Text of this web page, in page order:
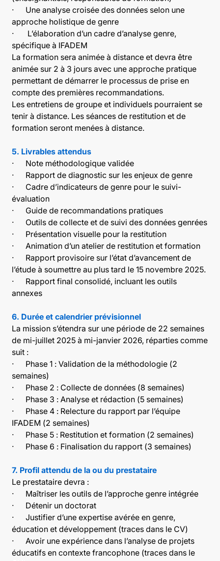
· Une analyse croisée des données selon une
approche holistique de genre
· L’élaboration d’un cadre d’analyse genre,
spécifique à IFADEM
La formation sera animée à distance et devra être
animée sur 2 à 3 jours avec une approche pratique
permettant de démarrer le processus de prise en
compte des premières recommandations.
Les entretiens de groupe et individuels pourraient se
tenir à distance. Les séances de restitution et de
formation seront menées à distance.
5. Livrables attendus
· Note méthodologique validée
· Rapport de diagnostic sur les enjeux de genre
· Cadre d’indicateurs de genre pour le suivi-
évaluation
· Guide de recommandations pratiques
· Outils de collecte et de suivi des données genrées
· Présentation visuelle pour la restitution
· Animation d’un atelier de restitution et formation
· Rapport provisoire sur l’état d’avancement de
l’étude à soumettre au plus tard le 15 novembre 2025.
· Rapport final consolidé, incluant les outils
annexes
6. Durée et calendrier prévisionnel
La mission s’étendra sur une période de 22 semaines
de mi-juillet 2025 à mi-janvier 2026, réparties comme
suit :
· Phase 1 : Validation de la méthodologie (2
semaines)
· Phase 2 : Collecte de données (8 semaines)
· Phase 3 : Analyse et rédaction (5 semaines)
· Phase 4 : Relecture du rapport par l’équipe
IFADEM (2 semaines)
· Phase 5 : Restitution et formation (2 semaines)
· Phase 6 : Finalisation du rapport (3 semaines)
7. Profil attendu de la ou du prestataire
Le prestataire devra :
· Maîtriser les outils de l’approche genre intégrée
· Détenir un doctorat
· Justifier d’une expertise avérée en genre,
éducation et développement (traces dans le CV)
· Avoir une expérience dans l’analyse de projets
éducatifs en contexte francophone (traces dans le